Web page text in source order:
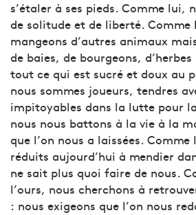
s’étaler à ses pieds. Comme lui,
de solitude et de liberté. Comme
mangeons d’autres animaux
de baies, de bourgeons,
tout ce qui est sucré et doux au
nous sommes joueurs, tendres
impitoyables dans la lutte pour
nous nous battons à la vie à la
que l’on nous a laissées.
réduits aujourd’hui à mendier
ne sait plus quoi faire de nous.
l’ours, nous cherchons à
: nous exigeons que l’on nous